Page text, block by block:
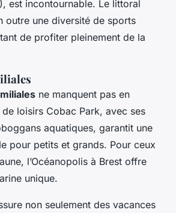
est incontournable. Le littoral
outre une diversité de sports
de profiter pleinement de la
ne manquent pas en
loisirs Cobac Park, avec ses
aquatiques, garantit une
pour petits et grands. Pour ceux
l’Océanopolis à Brest offre
unique.
non seulement des vacances